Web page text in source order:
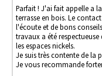
Parfait ! J'ai fait appelle a
terrasse en bois. Le
l'écoute et de bons
travaux a été
les espaces nickels.
Je suis très contente de la
Je vous recommande